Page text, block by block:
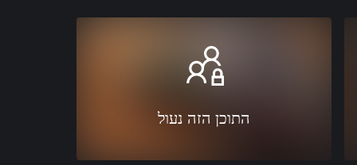
התוכן הזה נעול